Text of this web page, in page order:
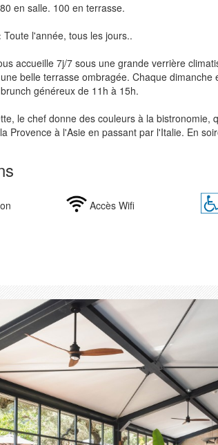
80 en salle. 100 en terrasse.
Toute l'année, tous les jours..
accueille 7j/7 sous une grande verrière
belle terrasse ombragée. Chaque dimanche
généreux de 11h à 15h.
le chef donne des couleurs à la bistronomie,
Provence à l'Asie en passant par l'Italie. En
cuisine savoureuse prend la forme d'un
Accès Wifi